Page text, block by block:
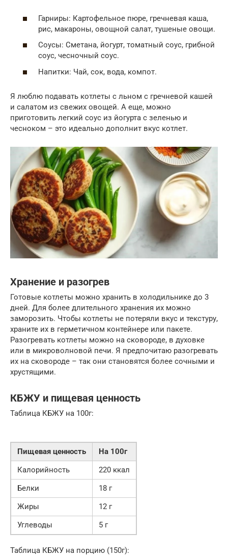
Гарниры: Картофельное пюре, гречневая каша,
рис, макароны, овощной салат, тушеные овощи.
Соусы: Сметана, йогурт, томатный соус, грибной
соус, чесночный соус.
Напитки: Чай, сок, вода, компот.
Я люблю подавать котлеты с льном с гречневой кашей
и салатом из свежих овощей. А еще, можно
приготовить легкий соус из йогурта с зеленью и
чесноком – это идеально дополнит вкус котлет.
Хранение и разогрев
Готовые котлеты можно хранить в холодильнике до 3
дней. Для более длительного хранения их можно
заморозить. Чтобы котлеты не потеряли вкус и текстуру,
храните их в герметичном контейнере или пакете.
Разогревать котлеты можно на сковороде, в духовке
или в микроволновой печи. Я предпочитаю разогревать
их на сковороде – так они становятся более сочными и
хрустящими.
КБЖУ и пищевая ценность
Таблица КБЖУ на 100г:
Пищевая ценность
На 100г
Калорийность
220 ккал
Белки
18 г
Жиры
12 г
Углеводы
5 г
Таблица КБЖУ на порцию (150г):